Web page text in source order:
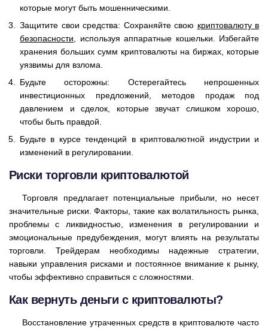
которые могут быть мошенническими.
Защитите свои средства: Сохраняйте свою криптовалюту в
безопасности , используя аппаратные кошельки. Избегайте
хранения больших сумм криптовалюты на биржах, которые
уязвимы для взлома.
Будьте осторожны: Остерегайтесь непрошенных
инвестиционных предложений, методов продаж под
давлением и сделок, которые звучат слишком хорошо,
чтобы быть правдой.
Будьте в курсе тенденций в криптовалютной индустрии и
изменений в регулировании.
Риски торговли криптовалютой
Торговля предлагает потенциальные прибыли, но несет
значительные риски. Факторы, такие как волатильность рынка,
проблемы с ликвидностью, изменения в регулировании и
эмоциональные предубеждения, могут влиять на результаты
торговли. Трейдерам необходимы надежные стратегии,
навыки управления рисками и постоянное внимание к рынку,
чтобы эффективно справиться с сложностями.
Как вернуть деньги с криптовалюты?
Восстановление утраченных средств в криптовалюте часто